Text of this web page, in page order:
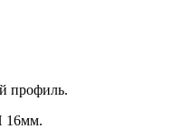
профиль.
16мм.